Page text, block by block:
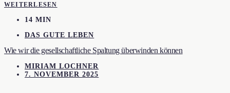
WEITERLESEN
14 MIN
DAS GUTE LEBEN
Wie wir die gesellschaftliche Spaltung überwinden können
MIRIAM LOCHNER
7. NOVEMBER 2025